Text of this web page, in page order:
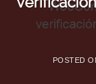
POSTED